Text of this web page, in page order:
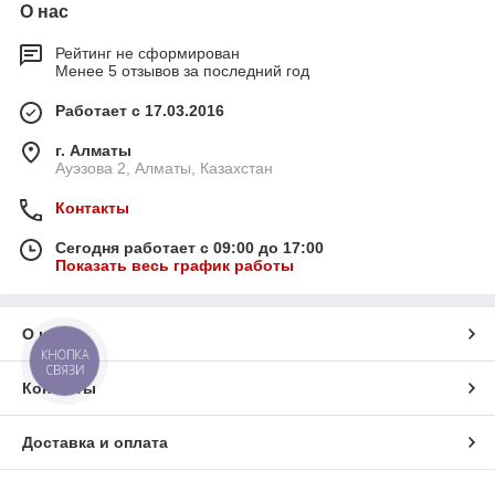
О нас
Рейтинг не сформирован
Менее 5 отзывов за последний год
Работает с 17.03.2016
г. Алматы
Ауэзова 2, Алматы, Казахстан
Контакты
Сегодня работает с 09:00 до 17:00
Показать весь график работы
О нас
Контакты
Доставка и оплата
КНОПКА
СВЯЗИ